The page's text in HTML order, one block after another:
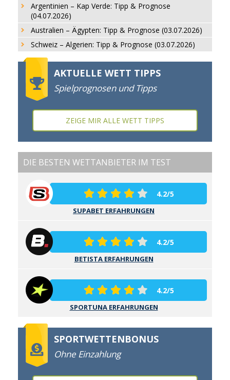
Argentinien – Kap Verde: Tipp & Prognose
(04.07.2026)
Australien – Ägypten: Tipp & Prognose (03.07.2026)
Schweiz – Algerien: Tipp & Prognose (03.07.2026)
AKTUELLE WETT TIPPS
Spielprognosen und Tipps
ZEIGE MIR ALLE WETT TIPPS
DIE BESTEN WETTANBIETER IM TEST
4.2/5
SUPABET ERFAHRUNGEN
4.2/5
BETISTA ERFAHRUNGEN
4.2/5
SPORTUNA ERFAHRUNGEN
SPORTWETTENBONUS
Ohne Einzahlung